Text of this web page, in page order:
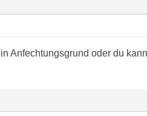
Anfechtungsgrund oder du